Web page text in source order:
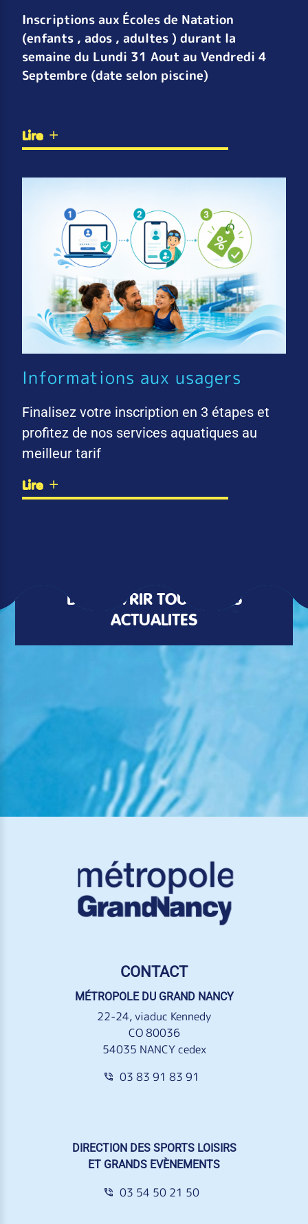
Inscriptions aux Écoles de Natation
(enfants , ados , adultes ) durant la
semaine du Lundi 31 Aout au Vendredi 4
Septembre (date selon piscine)
Lire
Informations aux usagers
Finalisez votre inscription en 3 étapes et
profitez de nos services aquatiques au
meilleur tarif
Lire
DÉCOUVRIR TOUTES LES
ACTUALITÉS
CONTACT
MÉTROPOLE DU GRAND NANCY
22-24, viaduc Kennedy
CO 80036
54035 NANCY cedex
03 83 91 83 91
DIRECTION DES SPORTS LOISIRS
ET GRANDS EVÈNEMENTS
03 54 50 21 50